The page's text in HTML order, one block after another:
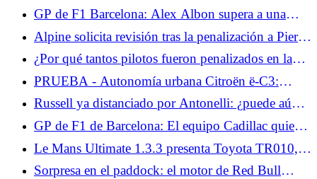
GP de F1 Barcelona: Alex Albon supera a una
leyenda de Williams este fin de semana
Alpine solicita revisión tras la penalización a Pierre
Gasly en Mónaco
¿Por qué tantos pilotos fueron penalizados en la
zona de boxes de Mónaco?
PRUEBA - Autonomía urbana Citroën ë-C3:
nuestra opinión al volante... A la espera del 2CV
eléctrico en 2028, la autonomía urbana ë-C3
constituye la puerta de entrada a... Prueba
miércoles 10 de junio de 2026
Russell ya distanciado por Antonelli: ¿puede aún
aspirar al título?
GP de F1 de Barcelona: El equipo Cadillac quiere
dar un paso adelante este fin de semana
Le Mans Ultimate 1.3.3 presenta Toyota TR010,
BMW M Hybrid V8 Evo y las 24 Horas de Le
Sorpresa en el paddock: el motor de Red Bull